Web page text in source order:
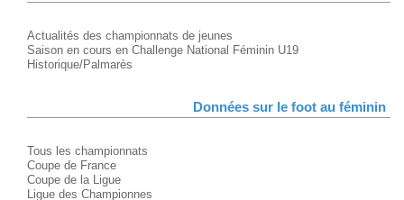
Actualités des championnats de jeunes
Saison en cours en Challenge National Féminin U19
Historique/Palmarès
Données sur le foot au féminin
Tous les championnats
Coupe de France
Coupe de la Ligue
Ligue des Championnes